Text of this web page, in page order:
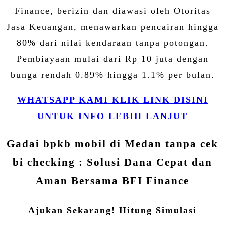
Finance, berizin dan diawasi oleh Otoritas
Jasa Keuangan, menawarkan pencairan hingga
80% dari nilai kendaraan tanpa potongan.
Pembiayaan mulai dari Rp 10 juta dengan
bunga rendah 0.89% hingga 1.1% per bulan.
WHATSAPP KAMI KLIK LINK DISINI
UNTUK INFO LEBIH LANJUT
Gadai bpkb mobil di Medan tanpa cek
bi checking : Solusi Dana Cepat dan
Aman Bersama BFI Finance
Ajukan Sekarang! Hitung Simulasi